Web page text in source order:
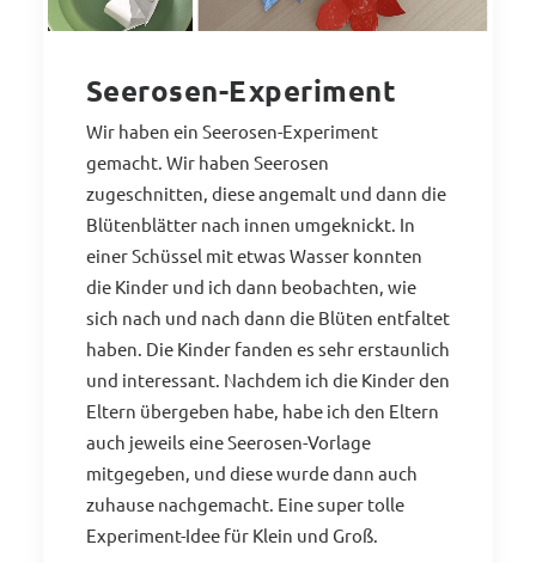
Seerosen-Experiment
Wir haben ein Seerosen-Experiment
gemacht. Wir haben Seerosen
zugeschnitten, diese angemalt und dann die
Blütenblätter nach innen umgeknickt. In
einer Schüssel mit etwas Wasser konnten
die Kinder und ich dann beobachten, wie
sich nach und nach dann die Blüten entfaltet
haben. Die Kinder fanden es sehr erstaunlich
und interessant. Nachdem ich die Kinder den
Eltern übergeben habe, habe ich den Eltern
auch jeweils eine Seerosen-Vorlage
mitgegeben, und diese wurde dann auch
zuhause nachgemacht. Eine super tolle
Experiment-Idee für Klein und Groß.